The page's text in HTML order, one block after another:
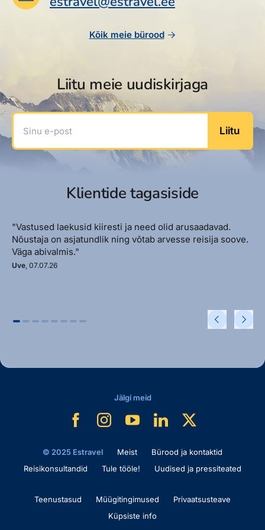
Reisitarvete e-pood
Kuldkaart
Platinum Club
Boonuspunktid
Meist
Kontaktid
Reisikonsultandi teenus
Tule tööle
Uudised
Kõik meie bürood
Liitu meie uudiskirjaga
Sinu e-post
Liitu
Klientide tagasiside
"Vastused laekusid kiiresti ja need olid arusaadavad.
Nõustaja on asjatundlik ning võtab arvesse reisija soove.
Väga abivalmis."
Uve, 07.07.26
© 2025 Estravel Meist
Bürood ja kontaktid
Reisikonsultandid
Tule tööle! Uudised ja pressiteated
Teenustasud Müügitingimused
Privaatsusteave
Küpsiste info
Jälgi meid